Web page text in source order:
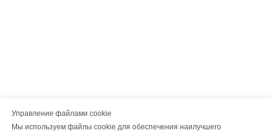
Управление файлами cookie
Мы используем файлы cookie для обеспечения наилучшего